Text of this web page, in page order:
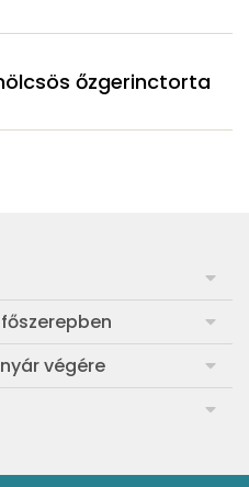
őzgerinctorta
télre
végére